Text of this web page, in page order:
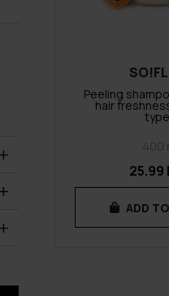
Peeling
hair
400
25.99
ADD